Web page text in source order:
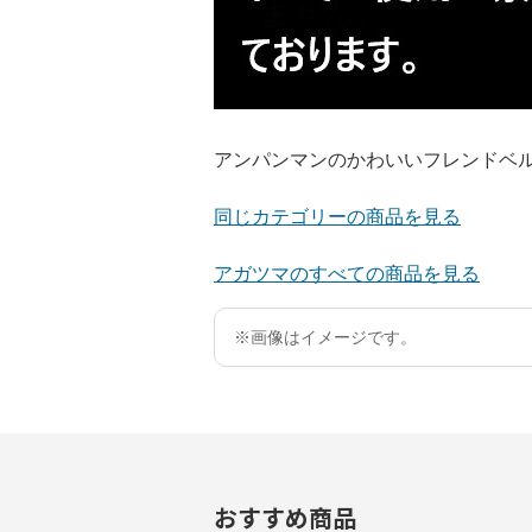
アンパンマンのかわいいフレンドベ
同じカテゴリーの商品を見る
アガツマのすべての商品を見る
※画像はイメージです。
おすすめ商品